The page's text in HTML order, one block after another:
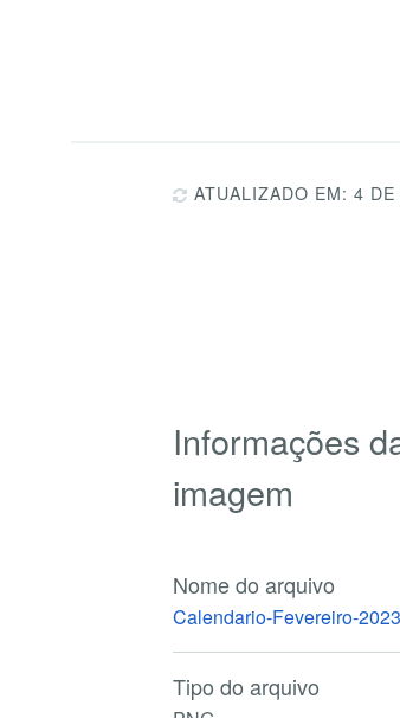
ATUALIZADO EM: 4
Informações
imagem
Nome do arquivo
Calendario-Fevereiro-
Tipo do arquivo